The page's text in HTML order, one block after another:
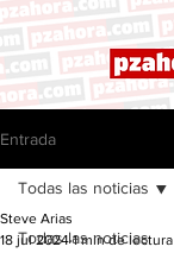
Entrada
Todas las noticias
Todas las noticias
Steve Arias
18 jul 2024 1 min de lectura